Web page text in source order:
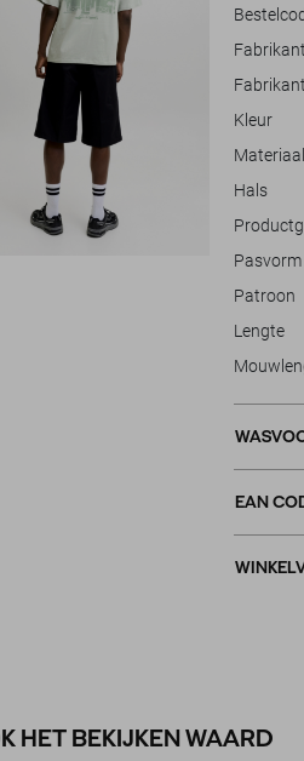
De
Dit Jack
De
settings.
Kleur
Materiaal
Hals
Pasvorm
Patroon
Lengte
EAN
HET BEKIJKEN WAARD